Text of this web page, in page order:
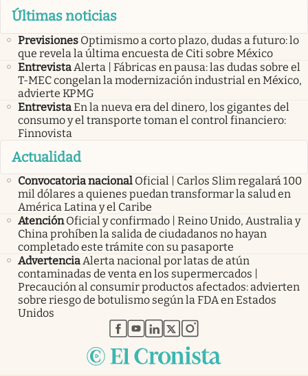
Últimas noticias
Previsiones Optimismo a corto plazo, dudas a futuro: lo
que revela la última encuesta de Citi sobre México
Entrevista Alerta | Fábricas en pausa: las dudas sobre el
T-MEC congelan la modernización industrial en México,
advierte KPMG
EntrevistaEn la nueva era del dinero, los gigantes del
consumo y el transporte toman el control financiero:
Finnovista
Actualidad
Convocatoria nacional Oficial | Carlos Slim regalará 100
mil dólares a quienes puedan transformar la salud en
América Latina y el Caribe
Atención Oficial y confirmado | Reino Unido, Australia y
China prohíben la salida de ciudadanos no hayan
completado este trámite con su pasaporte
AdvertenciaAlerta nacional por latas de atún
contaminadas de venta en los supermercados |
Precaución al consumir productos afectados: advierten
sobre riesgo de botulismo según la FDA en Estados
Unidos
abre en nueva pestaña
abre en nueva pestaña
abre en nueva pestaña
abre en nueva pestaña
abre en nueva pestaña